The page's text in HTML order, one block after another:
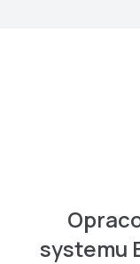
systemu